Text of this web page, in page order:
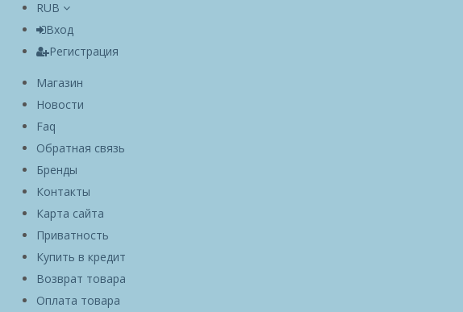
RUB
Вход
Регистрация
Магазин
Новости
Faq
Обратная связь
Бренды
Контакты
Карта сайта
Приватность
Купить в кредит
Возврат товара
Оплата товара